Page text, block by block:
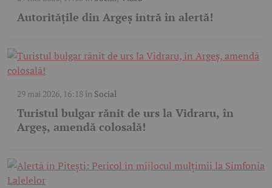
Autoritățile din Argeș intră în alertă!
29 mai 2026, 16:18în Social
Turistul bulgar rănit de urs la Vidraru, în
Argeș, amendă colosală!